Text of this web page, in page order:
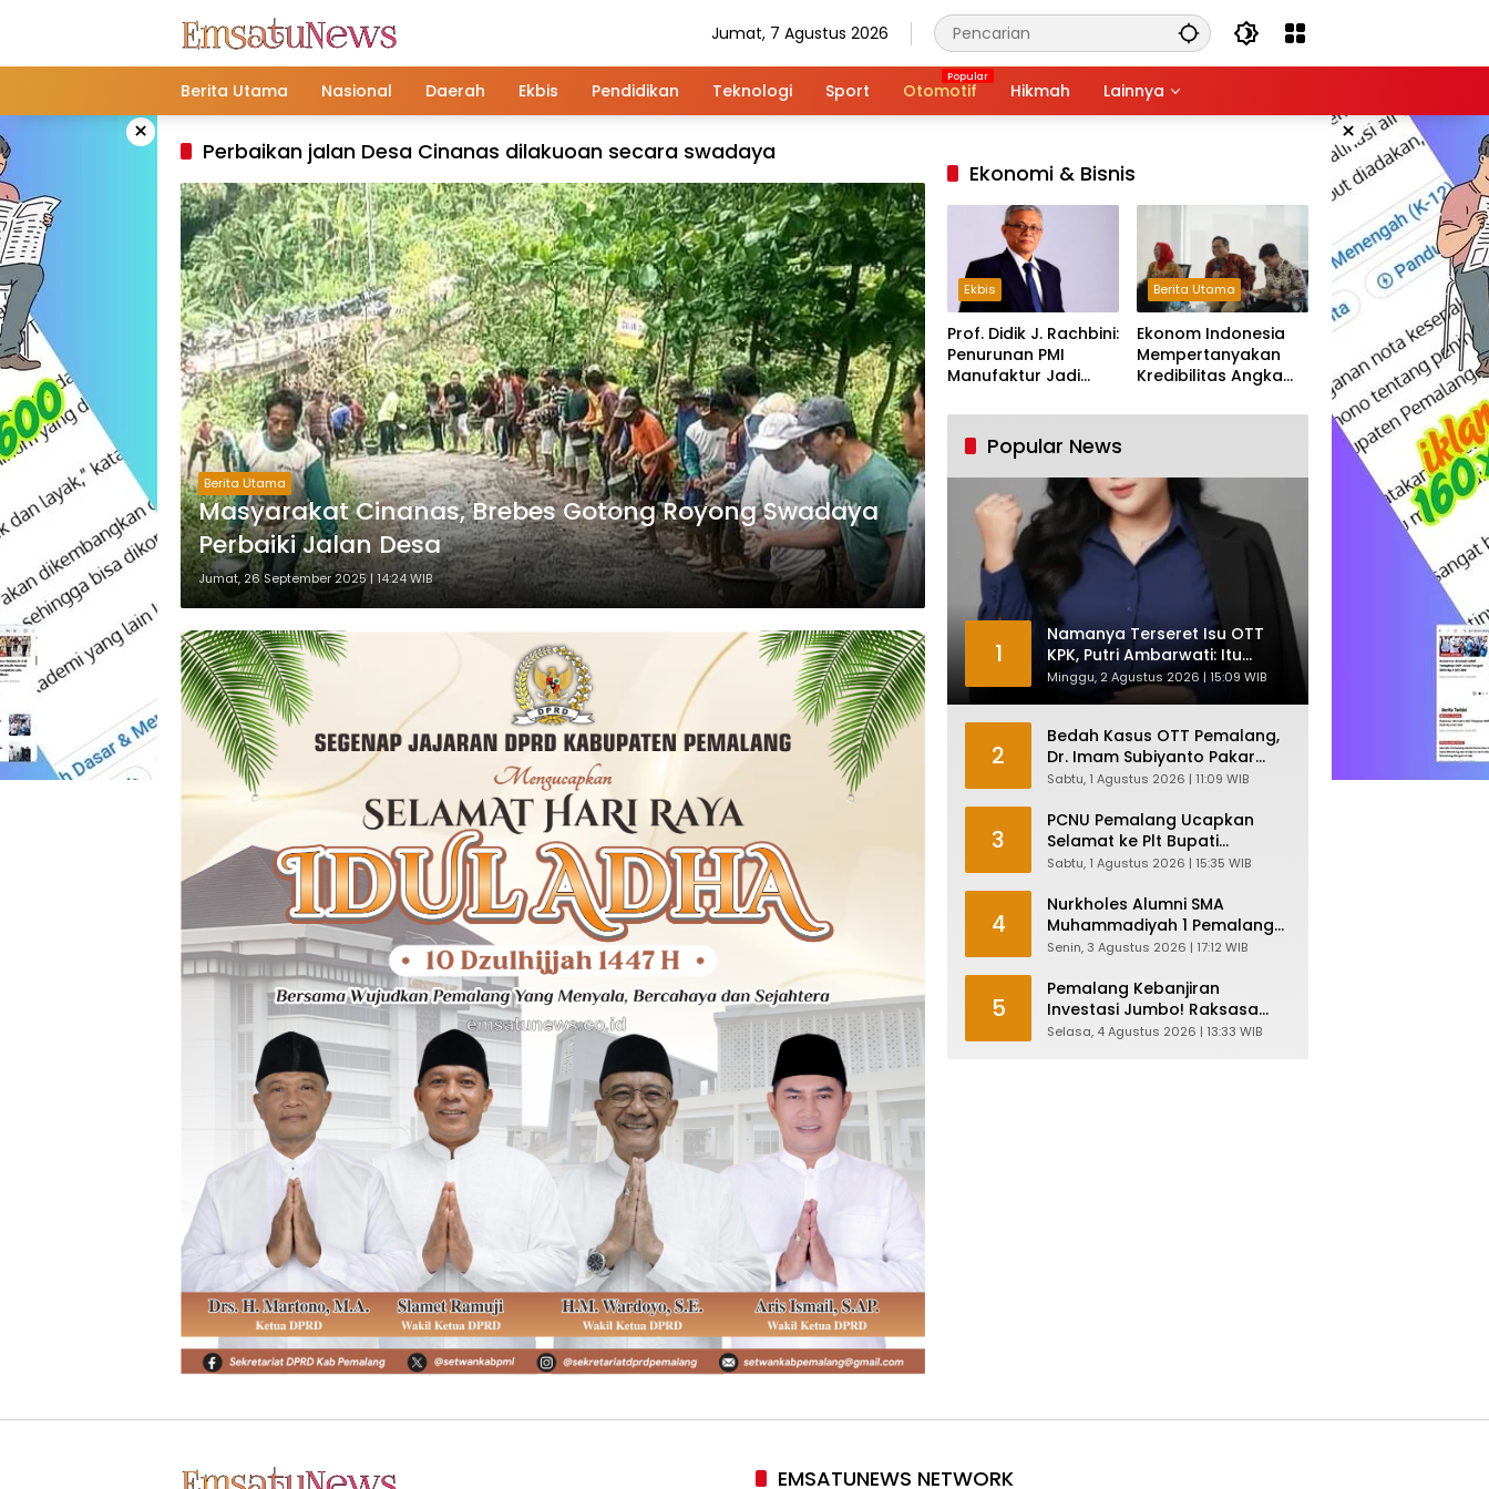
Jumat, 7 Agustus 2026
Berita Utama Nasional Daerah Ekbis Pendidikan Teknologi Sport Otomotif Hikmah Lainnya
× ×
Perbaikan jalan Desa Cinanas dilakuoan secara swadaya
Berita Utama
Masyarakat Cinanas, Brebes Gotong Royong Swadaya
Perbaiki Jalan Desa
Jumat, 26 September 2025 | 14:24 WIB
Ekonomi & Bisnis
Ekbis
Prof. Didik J. Rachbini:
Penurunan PMI
Manufaktur Jadi
Industri Nasional
Berita Utama
Ekonom Indonesia
Mempertanyakan
Kredibilitas Angka
Tumbuh Tapi Rapuh
Popular News
1
Namanya Terseret Isu OTT
KPK, Putri Ambarwati: Itu
Hanya Kesamaan Nama
Minggu, 2 Agustus 2026 | 15:09 WIB
2
Bedah Kasus OTT Pemalang,
Dr. Imam Subiyanto Pakar
Hukum Ungkap Teori
Sabtu, 1 Agustus 2026 | 11:09 WIB
3
PCNU Pemalang Ucapkan
Selamat ke Plt Bupati
Nurkholes: Pemimpin Adalah
Sabtu, 1 Agustus 2026 | 15:35 WIB
4
Nurkholes Alumni SMA
Muhammadiyah 1 Pemalang
Angkatan 1986 Resmi
Pesan Ketua Asmam 86
Senin, 3 Agustus 2026 | 17:12 WIB
5
Pemalang Kebanjiran
Investasi Jumbo! Raksasa
Garmen Jepang Siap Bangun
Selasa, 4 Agustus 2026 | 13:33 WIB
EMSATUNEWS NETWORK